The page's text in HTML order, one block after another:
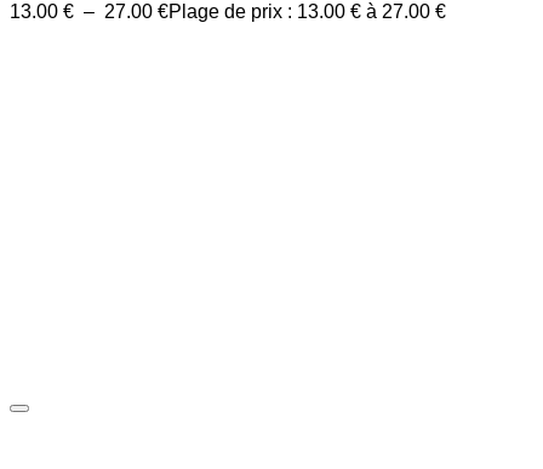
13.00 € – 27.00 €Plage de prix : 13.00 € à 27.00 €